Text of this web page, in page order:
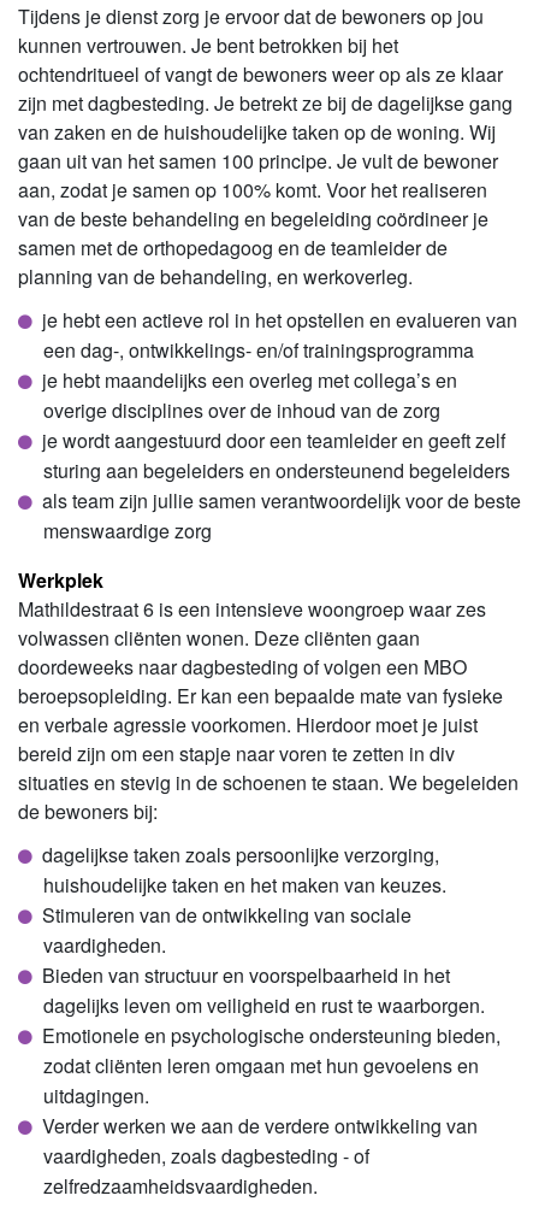
Tijdens je dienst zorg je ervoor dat de bewoners op jou
kunnen vertrouwen. Je bent betrokken bij het
ochtendritueel of vangt de bewoners weer op als ze klaar
zijn met dagbesteding. Je betrekt ze bij de dagelijkse gang
van zaken en de huishoudelijke taken op de woning. Wij
gaan uit van het samen 100 principe. Je vult de bewoner
aan, zodat je samen op 100% komt. Voor het realiseren
van de beste behandeling en begeleiding coördineer je
samen met de orthopedagoog en de teamleider de
planning van de behandeling, en werkoverleg.
je hebt een actieve rol in het opstellen en evalueren van
een dag-, ontwikkelings- en/of trainingsprogramma
je hebt maandelijks een overleg met collega’s en
overige disciplines over de inhoud van de zorg
je wordt aangestuurd door een teamleider en geeft zelf
sturing aan begeleiders en ondersteunend begeleiders
als team zijn jullie samen verantwoordelijk voor de beste
menswaardige zorg
Werkplek
Mathildestraat 6 is een intensieve woongroep waar zes
volwassen cliënten wonen. Deze cliënten gaan
doordeweeks naar dagbesteding of volgen een MBO
beroepsopleiding. Er kan een bepaalde mate van fysieke
en verbale agressie voorkomen. Hierdoor moet je juist
bereid zijn om een stapje naar voren te zetten in div
situaties en stevig in de schoenen te staan. We begeleiden
de bewoners bij:
dagelijkse taken zoals persoonlijke verzorging,
huishoudelijke taken en het maken van keuzes.
Stimuleren van de ontwikkeling van sociale
vaardigheden.
Bieden van structuur en voorspelbaarheid in het
dagelijks leven om veiligheid en rust te waarborgen.
Emotionele en psychologische ondersteuning bieden,
zodat cliënten leren omgaan met hun gevoelens en
uitdagingen.
Verder werken we aan de verdere ontwikkeling van
vaardigheden, zoals dagbesteding - of
zelfredzaamheidsvaardigheden.